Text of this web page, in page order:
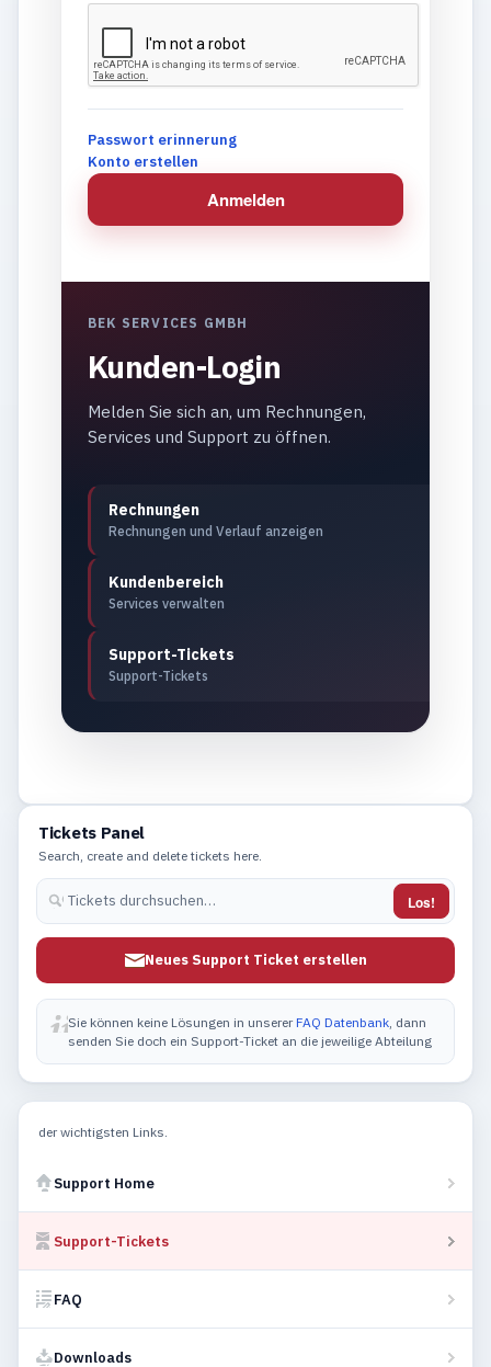
Tickets Panel
Search, create and delete tickets here.
Los!
Neues Support Ticket erstellen
Sie können keine Lösungen in unserer FAQ Datenbank, dann
senden Sie doch ein Support-Ticket an die jeweilige Abteilung
der wichtigsten Links.
Support Home
Support-Tickets
FAQ
Downloads
BEK SERVICES GMBH
Kunden-Login
Melden Sie sich an, um Rechnungen,
Services und Support zu öffnen.
Rechnungen
Rechnungen und Verlauf anzeigen
Kundenbereich
Services verwalten
Support-Tickets
Support-Tickets
Passwort erinnerung
Konto erstellen
Anmelden